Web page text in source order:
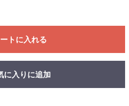
トに入れる
に入りに追加